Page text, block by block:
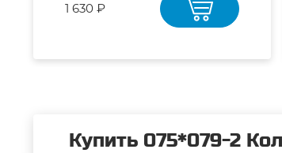
1 630 ₽
Купить 075*079-2